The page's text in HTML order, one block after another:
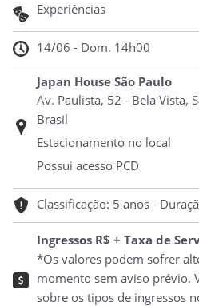
Experiências
14/06 - Dom. 14h00
Japan House São Paulo
Av. Paulista, 52 - Bela Vista,
Brasil
Estacionamento no local
Possui acesso PCD
Classificação: 5 anos -
Ingressos R$ + Taxa de
*Os valores podem sofrer
momento sem aviso prévio.
sobre os tipos de ingressos